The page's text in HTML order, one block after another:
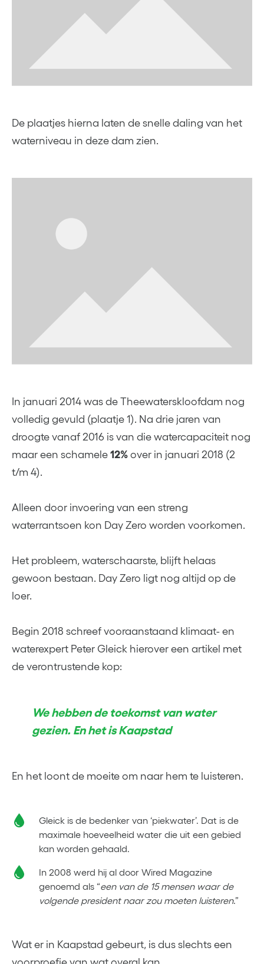
De plaatjes hierna laten de snelle daling van het
waterniveau in deze dam zien.
In januari 2014 was de Theewaterskloofdam nog
volledig gevuld (plaatje 1). Na drie jaren van
droogte vanaf 2016 is van die watercapaciteit nog
maar een schamele 12% over in januari 2018 (2
t/m 4).
Alleen door invoering van een streng
waterrantsoen kon Day Zero worden voorkomen.
Het probleem, waterschaarste, blijft helaas
gewoon bestaan. Day Zero ligt nog altijd op de
loer.
Begin 2018 schreef vooraanstaand klimaat- en
waterexpert Peter Gleick hierover een artikel met
de verontrustende kop:
We hebben de toekomst van water
gezien. En het is Kaapstad
En het loont de moeite om naar hem te luisteren.
Gleick is de bedenker van ‘piekwater’. Dat is de
maximale hoeveelheid water die uit een gebied
kan worden gehaald.
In 2008 werd hij al door Wired Magazine
genoemd als “een van de 15 mensen waar de
volgende president naar zou moeten luisteren.”
Wat er in Kaapstad gebeurt, is dus slechts een